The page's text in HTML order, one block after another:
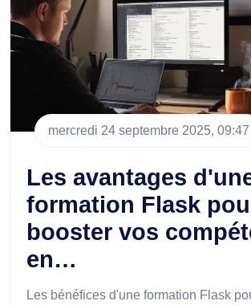
mercredi 24 septembre 2025, 09:47
Les avantages
formation Flask
booster vos
en…
Les bénéfices d'une formation Flask